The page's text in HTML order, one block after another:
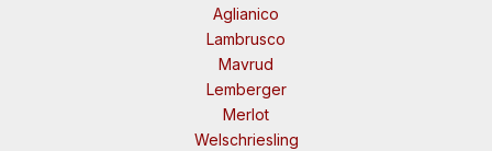
Aglianico
Lambrusco
Mavrud
Lemberger
Merlot
Welschriesling